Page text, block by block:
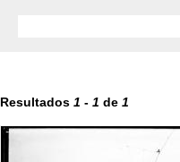
Resultados 1 - 1 de 1